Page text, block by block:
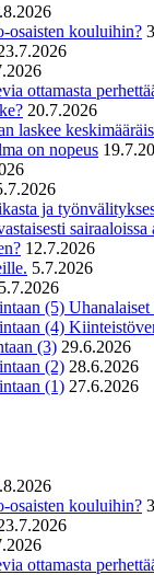
osaisten kouluihin?
ottamasta
20.7.2026
laskee
on nopeus
ja
sairaaloissa
12.7.2026
5.7.2026
5.7.2026
(5)
(4)
(3) 29.6.2026
(2) 28.6.2026
(1) 27.6.2026
osaisten kouluihin?
ottamasta